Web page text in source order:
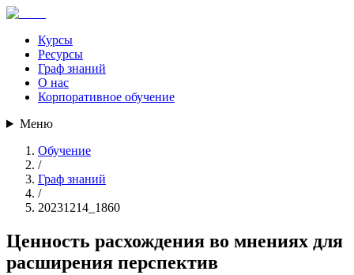
Курсы
Ресурсы
Граф знаний
О нас
Корпоративное обучение
Меню
Обучение
/
Граф знаний
/
20231214_1860
Ценность расхождения во мнениях для
расширения перспектив